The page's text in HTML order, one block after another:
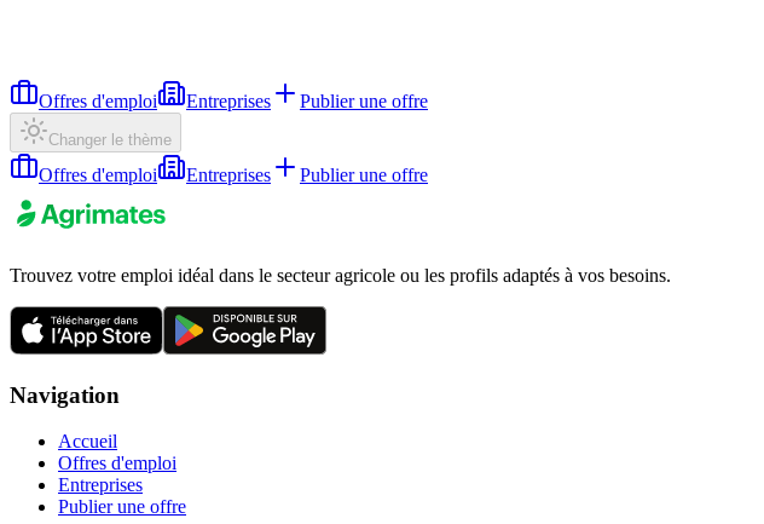
Offres d'emploi Entreprises Publier une offre
Changer le thème
Offres d'emploi Entreprises Publier une offre
Trouvez votre emploi idéal dans le secteur agricole ou les profils adaptés à vos besoins.
Navigation
Accueil
Offres d'emploi
Entreprises
Publier une offre